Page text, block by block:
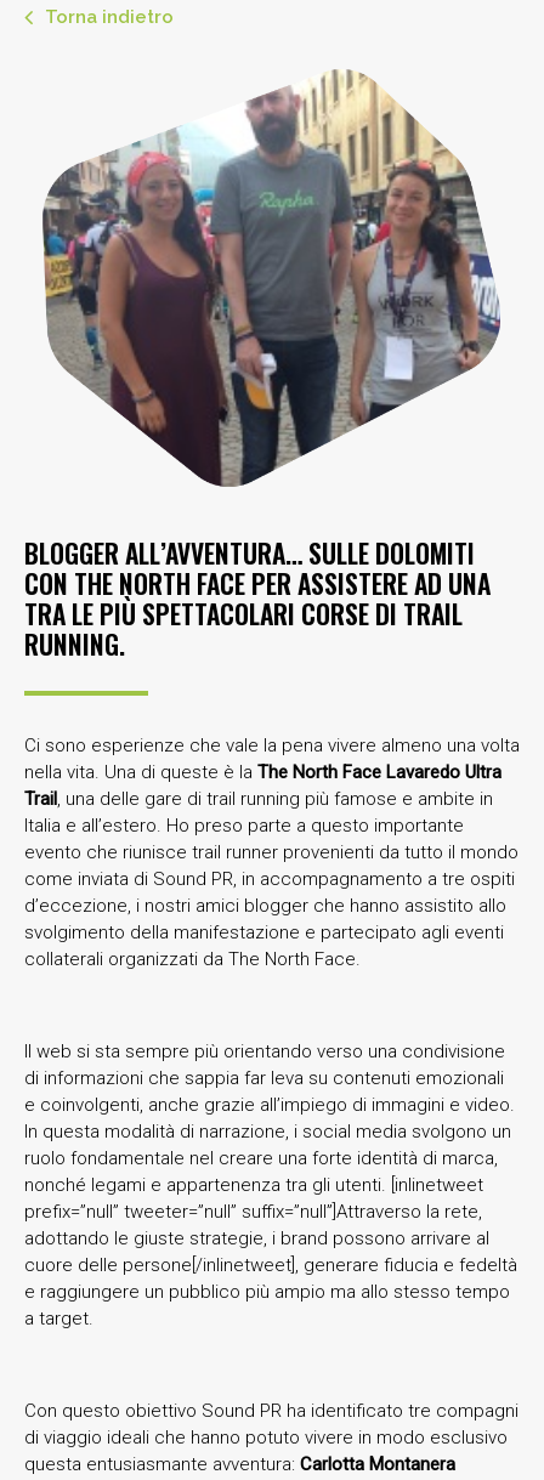
Torna indietro
BLOGGER ALL’AVVENTURA… SULLE DOLOMITI
CON THE NORTH FACE PER ASSISTERE AD UNA
TRA LE PIÙ SPETTACOLARI CORSE DI TRAIL
RUNNING.
Ci sono esperienze che vale la pena vivere almeno una volta
nella vita. Una di queste è la The North Face Lavaredo Ultra
Trail, una delle gare di trail running più famose e ambite in
Italia e all’estero. Ho preso parte a questo importante
evento che riunisce trail runner provenienti da tutto il mondo
come inviata di Sound PR, in accompagnamento a tre ospiti
d’eccezione, i nostri amici blogger che hanno assistito allo
svolgimento della manifestazione e partecipato agli eventi
collaterali organizzati da The North Face.
Il web si sta sempre più orientando verso una condivisione
di informazioni che sappia far leva su contenuti emozionali
e coinvolgenti, anche grazie all’impiego di immagini e video.
In questa modalità di narrazione, i social media svolgono un
ruolo fondamentale nel creare una forte identità di marca,
nonché legami e appartenenza tra gli utenti. [inlinetweet
prefix=”null” tweeter=”null” suffix=”null”]Attraverso la rete,
adottando le giuste strategie, i brand possono arrivare al
cuore delle persone[/inlinetweet], generare fiducia e fedeltà
e raggiungere un pubblico più ampio ma allo stesso tempo
a target.
Con questo obiettivo Sound PR ha identificato tre compagni
di viaggio ideali che hanno potuto vivere in modo esclusivo
questa entusiasmante avventura: Carlotta Montanera